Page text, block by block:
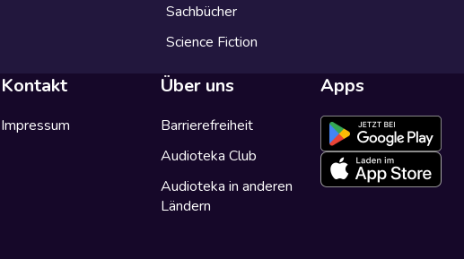
Sachbücher
Science Fiction
Kontakt
Impressum
Über uns
Barrierefreiheit
Audioteka Club
Audioteka in anderen
Ländern
Apps